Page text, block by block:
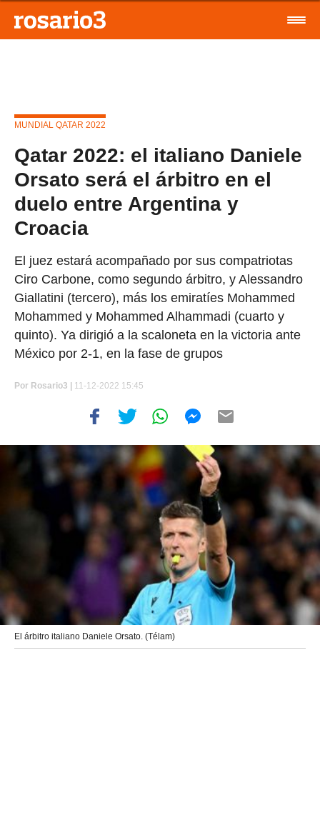
MUNDIAL QATAR 2022
Qatar 2022: el italiano Daniele
Orsato será el árbitro en el
duelo entre Argentina y
Croacia
El juez estará acompañado por sus compatriotas
Ciro Carbone, como segundo árbitro, y Alessandro
Giallatini (tercero), más los emiratíes Mohammed
Mohammed y Mohammed Alhammadi (cuarto y
quinto). Ya dirigió a la scaloneta en la victoria ante
México por 2-1, en la fase de grupos
Por Rosario3 | 11-12-2022 15:45
El árbitro italiano Daniele Orsato. (Télam)